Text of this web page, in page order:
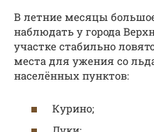
В летние месяцы
наблюдать у города
участке стабильно
места для ужения со
населённых пунктов:
Курино;